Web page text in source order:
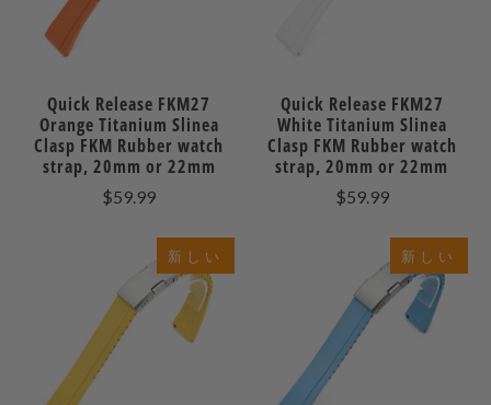
Quick Release FKM27
Orange Titanium Slinea
Clasp FKM Rubber watch
strap, 20mm or 22mm
$59.99
Quick Release FKM27
White Titanium Slinea
Clasp FKM Rubber watch
strap, 20mm or 22mm
$59.99
新しい 新しい